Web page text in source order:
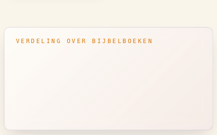
VERDELING OVER BIJBELBOEKEN